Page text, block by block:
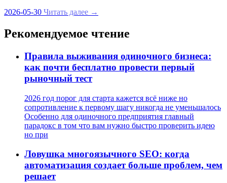
2026-05-30 Читать далее →
Рекомендуемое чтение
Правила выживания одиночного бизнеса:
как почти бесплатно провести первый
рыночный тест
2026 год порог для старта кажется всё ниже но
сопротивление к первому шагу никогда не уменьшалось
Особенно для одиночного предприятия главный
парадокс в том что вам нужно быстро проверить идею
но при
Ловушка многоязычного SEO: когда
автоматизация создает больше проблем, чем
решает